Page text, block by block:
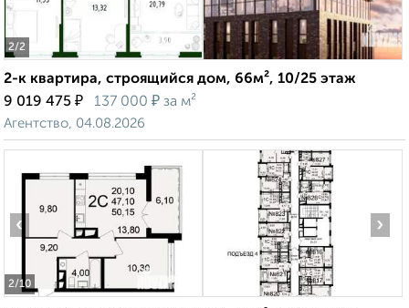
2/2
2-к квартира, строящийся дом, 66м², 10/25 этаж
9 019 475 ₽ 137 000 ₽ за м²
Агентство, 04.08.2026
2/10
‹ ›